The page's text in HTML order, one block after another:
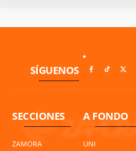
SÍGUENOS
SECCIONES
ZAMORA
A FONDO
UNI